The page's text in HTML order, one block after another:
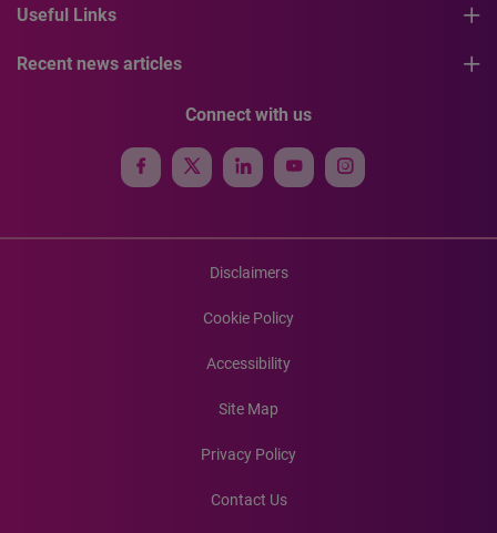
Useful Links
Recent news articles
Connect with us
Disclaimers
Cookie Policy
Accessibility
Site Map
Privacy Policy
Contact Us